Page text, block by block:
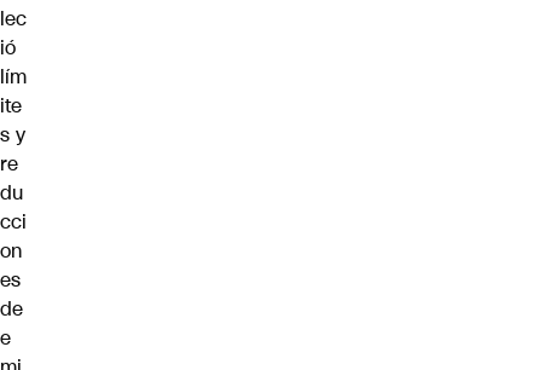
lec
ió
lím
ite
s y
re
du
cci
on
es
de
e